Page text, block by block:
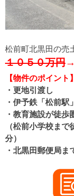
松前町北黒田の売
１０５０万円
【物件のポイント】
・更地引渡し
・伊予鉄「松前
・教育施設が徒
（松前小学校まで
分）
・北黒田郵便局ま